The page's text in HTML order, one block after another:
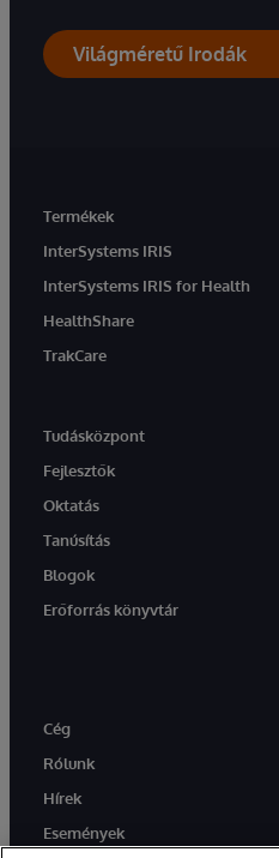
Világméretű Irodák
Termékek
InterSystems IRIS
InterSystems IRIS for Health
HealthShare
TrakCare
Tudásközpont
Fejlesztők
Oktatás
Tanúsítás
Blogok
Erőforrás könyvtár
Cég
Rólunk
Hírek
Események